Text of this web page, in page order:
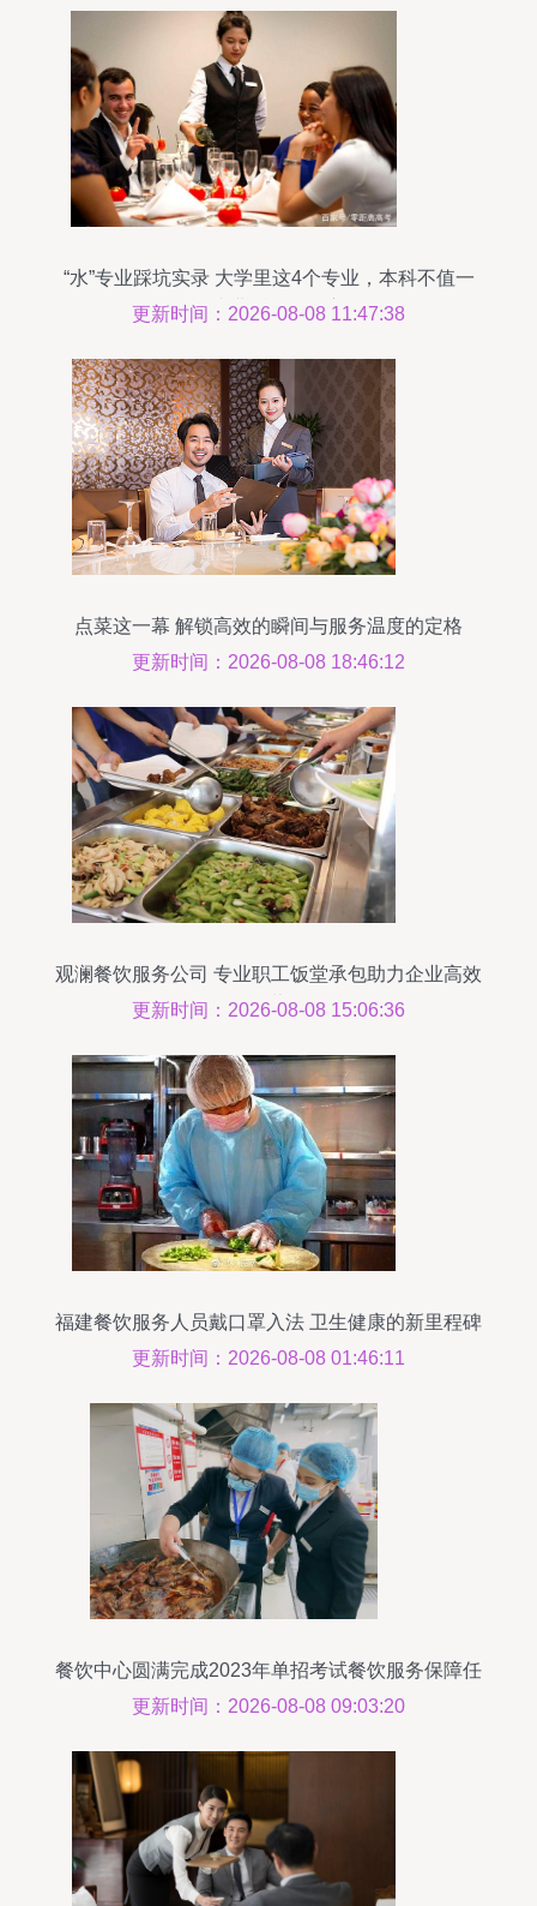
“水”专业踩坑实录 大学里这4个专业，本科不值一
念，毕业后路在何方？
更新时间：2026-08-08 11:47:38
点菜这⼀幕 解锁⾼效的瞬间与服务温度的定格
更新时间：2026-08-08 18:46:12
观澜餐饮服务公司 专业职工饭堂承包助力企业高效
运营
更新时间：2026-08-08 15:06:36
福建餐饮服务人员戴口罩入法 卫生健康的新里程碑
更新时间：2026-08-08 01:46:11
餐饮中心圆满完成2023年单招考试餐饮服务保障任
务
更新时间：2026-08-08 09:03:20